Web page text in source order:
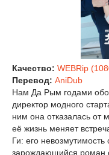
Качество: WEBRip
Перевод: AniDub
Нам Да Рым годами
директор модного
ним она отказалась от
её жизнь меняет
Ги: его
зарождающийся роман